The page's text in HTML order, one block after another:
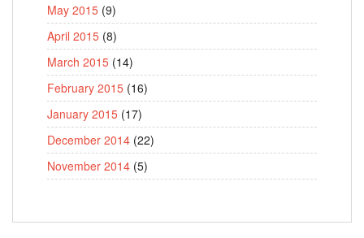
May 2015 (9)
April 2015 (8)
March 2015 (14)
February 2015 (16)
January 2015 (17)
December 2014 (22)
November 2014 (5)